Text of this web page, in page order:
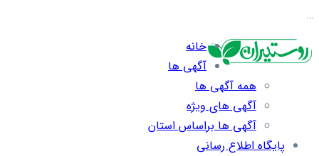
…
خانه
آگهی ها
همه آگهی ها
آگهی های ویژه
آگهی ها براساس استان
پایگاه اطلاع رسانی